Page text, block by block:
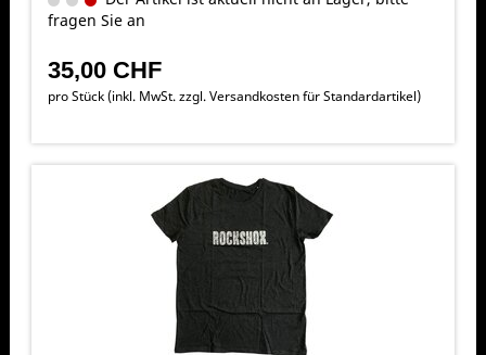
fragen Sie an
35,00 CHF
pro Stück (inkl. MwSt. zzgl.Versandkosten für Standardartikel)